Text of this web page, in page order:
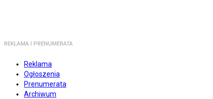
REKLAMA I PRENUMERATA
Reklama
Ogłoszenia
Prenumerata
Archiwum